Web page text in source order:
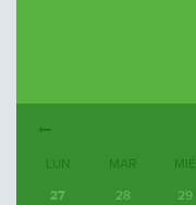
LUN MAR MIÉ
27 28 29